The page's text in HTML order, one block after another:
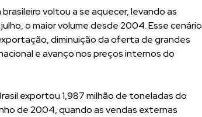
voltou a se aquecer, levando as
o maior volume desde 2004. Esse cenário
diminuição da oferta de grandes
e avanço nos preços internos do
exportou 1,987 milhão de toneladas do
de 2004, quando as vendas externas